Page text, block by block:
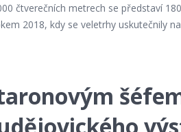
čtverečních metrech se představí
2018, kdy se veletrhy uskutečnily